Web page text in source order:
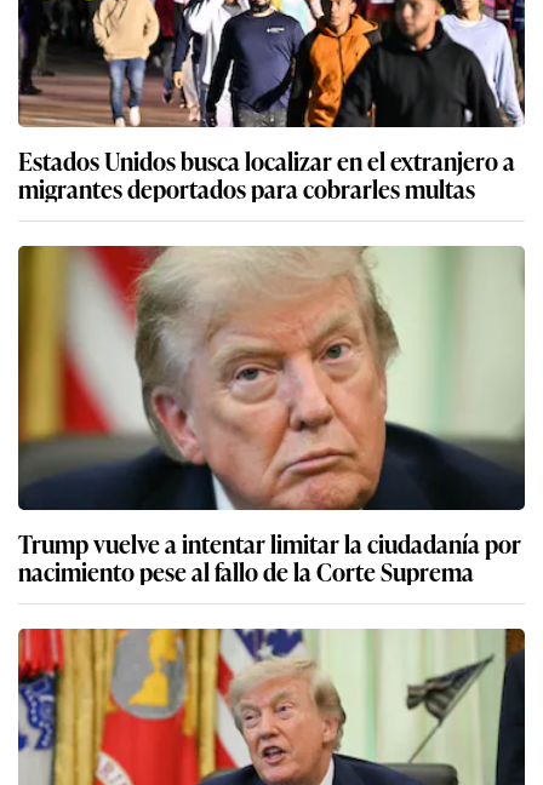
Estados Unidos busca localizar en el extranjero a
migrantes deportados para cobrarles multas
Trump vuelve a intentar limitar la ciudadanía por
nacimiento pese al fallo de la Corte Suprema